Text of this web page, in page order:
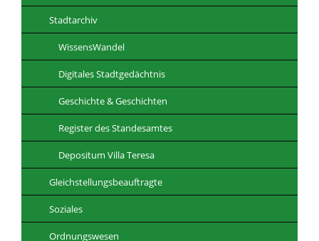
Stadtarchiv
WissensWandel
Digitales Stadtgedächtnis
Geschichte & Geschichten
Register des Standesamtes
Depositum Villa Teresa
Gleichstellungsbeauftragte
Soziales
Ordnungswesen